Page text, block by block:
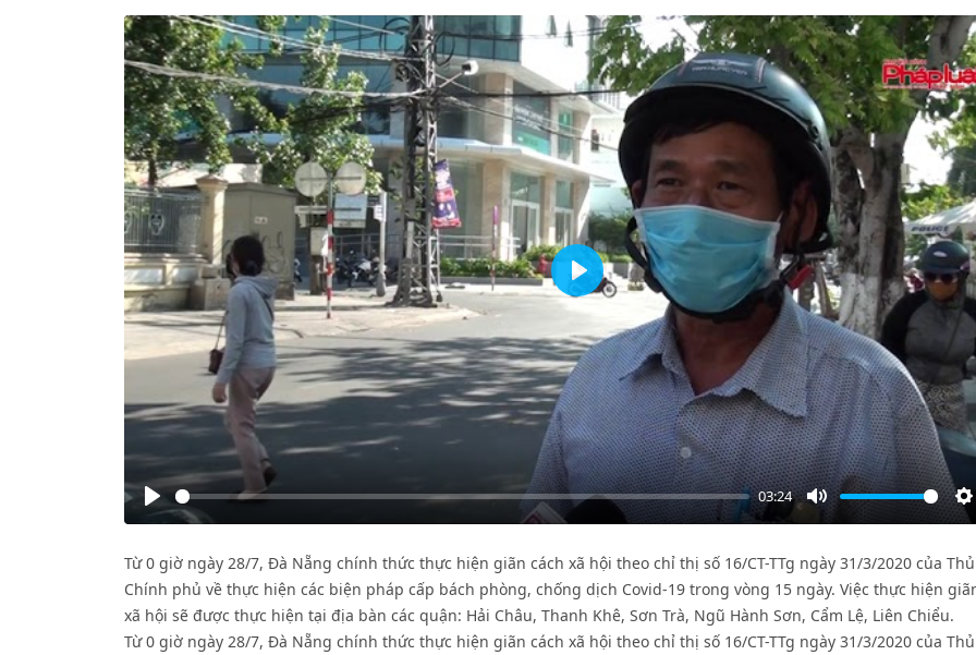
Play
03:24
Mute
Play
Từ 0 giờ ngày 28/7, Đà Nẵng chính thức thực hiện giãn cách xã hội theo chỉ thị số 16/CT-TTg ngày 31/3/2020 của
Chính phủ về thực hiện các biện pháp cấp bách phòng, chống dịch Covid-19 trong vòng 15 ngày. Việc thực hiện
xã hội sẽ được thực hiện tại địa bàn các quận: Hải Châu, Thanh Khê, Sơn Trà, Ngũ Hành Sơn, Cẩm Lệ, Liên Chiểu.
Từ 0 giờ ngày 28/7, Đà Nẵng chính thức thực hiện giãn cách xã hội theo chỉ thị số 16/CT-TTg ngày 31/3/2020 của